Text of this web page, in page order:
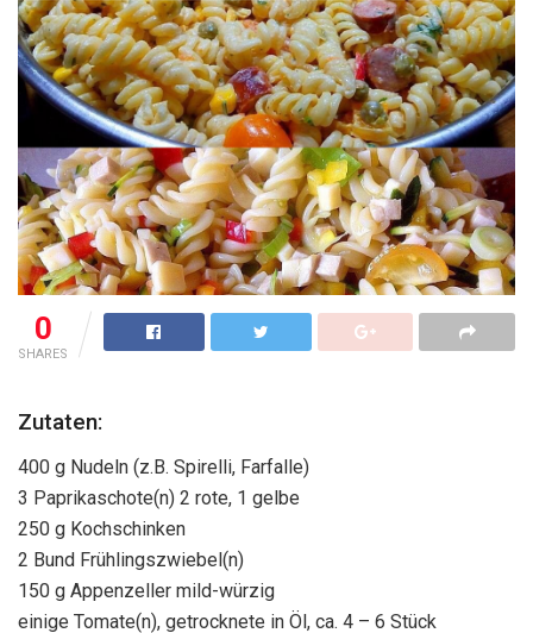
0
SHARES
Zutaten:
400 g Nudeln (z.B. Spirelli, Farfalle)
3 Paprikaschote(n) 2 rote, 1 gelbe
250 g Kochschinken
2 Bund Frühlingszwiebel(n)
150 g Appenzeller mild-würzig
einige Tomate(n), getrocknete in Öl, ca. 4 – 6 Stück